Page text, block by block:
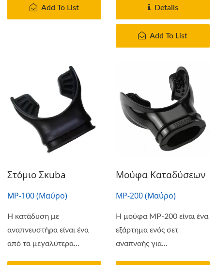
Add To List Details
Add To List
Στόμιο Σκuba
MP-100 (Μαύρο)
Η κατάδυση με
αναπνευστήρα είναι ένα
από τα μεγαλύτερα...
Μούφα Καταδύσεων
MP-200 (Μαύρο)
Η μούφα MP-200 είναι ένα
εξάρτημα ενός σετ
αναπνοής για...